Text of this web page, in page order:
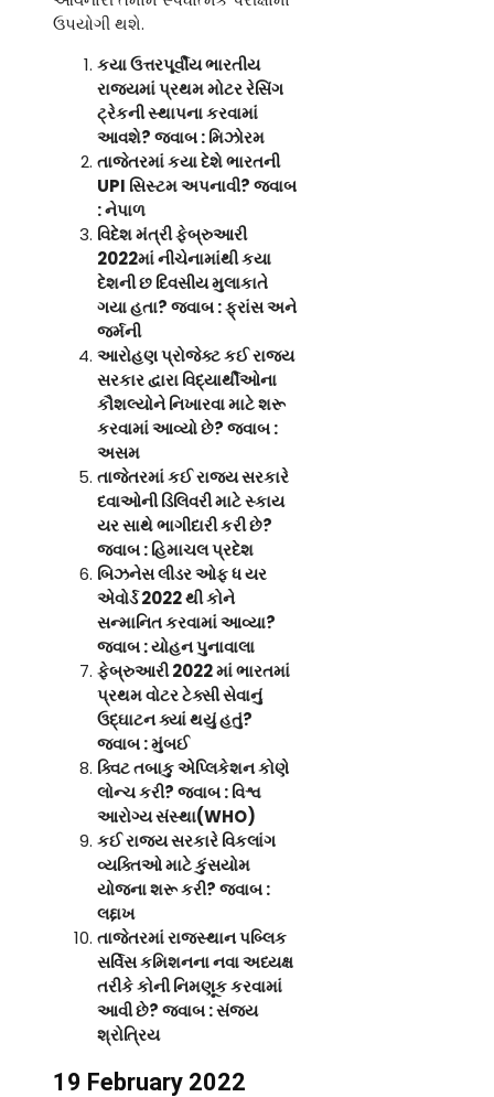
ઉપયોગી થશે.
કયા ઉત્તરપૂર્વીય ભારતીય
રાજ્યમાં પ્રથમ મોટર રેસિંગ
ટ્રેકની સ્થાપના કરવામાં
આવશે? જવાબ : મિઝોરમ
તાજેતરમાં કયા દેશે ભારતની
UPI સિસ્ટમ અપનાવી? જવાબ
: નેપાળ
વિદેશ મંત્રી ફેબ્રુઆરી
2022માં નીચેનામાંથી કયા
દેશની છ દિવસીય મુલાકાતે
ગયા હતા? જવાબ : ફ્રાંસ અને
જર્મની
આરોહણ પ્રોજેક્ટ કઈ રાજ્ય
સરકાર દ્વારા વિદ્યાર્થીઓના
કૌશલ્યોને નિખારવા માટે શરૂ
કરવામાં આવ્યો છે? જવાબ :
અસમ
તાજેતરમાં કઈ રાજ્ય સરકારે
દવાઓની ડિલિવરી માટે સ્કાય
યર સાથે ભાગીદારી કરી છે?
જવાબ : હિમાચલ પ્રદેશ
બિઝનેસ લીડર ઓફ ધ યર
એવોર્ડ 2022 થી કોને
સન્માનિત કરવામાં આવ્યા?
જવાબ : યોહન પુનાવાલા
ફેબ્રુઆરી 2022 માં ભારતમાં
પ્રથમ વોટર ટેક્સી સેવાનું
ઉદ્ઘાટન ક્યાં થયું હતું?
જવાબ : મુંબઈ
ક્વિટ તબાકુ એપ્લિકેશન કોણે
લોન્ચ કરી? જવાબ : વિશ્વ
આરોગ્ય સંસ્થા(WHO)
કઈ રાજ્ય સરકારે વિકલાંગ
વ્યક્તિઓ માટે કુંસયોમ
યોજના શરૂ કરી? જવાબ :
લદ્દાખ
તાજેતરમાં રાજસ્થાન પબ્લિક
સર્વિસ કમિશનના નવા અધ્યક્ષ
તરીકે કોની નિમણૂક કરવામાં
આવી છે? જવાબ : સંજય
શ્રોત્રિય
19 February 2022